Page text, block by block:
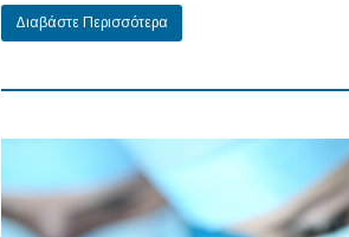
Διαβάστε Περισσότερα